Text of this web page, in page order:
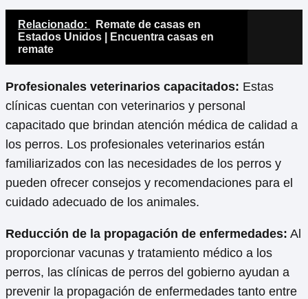
Relacionado:
Remate de casas en
Estados Unidos | Encuentra casas en
remate
Profesionales veterinarios capacitados: Estas
clínicas cuentan con veterinarios y personal
capacitado que brindan atención médica de calidad a
los perros. Los profesionales veterinarios están
familiarizados con las necesidades de los perros y
pueden ofrecer consejos y recomendaciones para el
cuidado adecuado de los animales.
Reducción de la propagación de enfermedades: Al
proporcionar vacunas y tratamiento médico a los
perros, las clínicas de perros del gobierno ayudan a
prevenir la propagación de enfermedades tanto entre